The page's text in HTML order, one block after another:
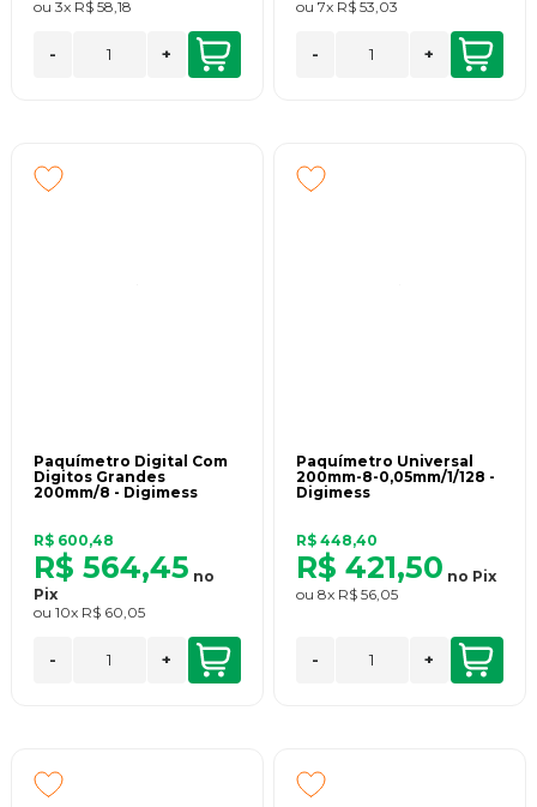
ou 3x R$ 58,18
- +
ou 7x R$ 53,03
- +
Paquímetro Digital Com
Digitos Grandes
200mm/8 - Digimess
R$ 600,48
R$ 564,45 no
Pix
ou 10x R$ 60,05
- +
Paquímetro Universal
200mm-8-0,05mm/1/128 -
Digimess
R$ 448,40
R$ 421,50 no Pix
ou 8x R$ 56,05
- +